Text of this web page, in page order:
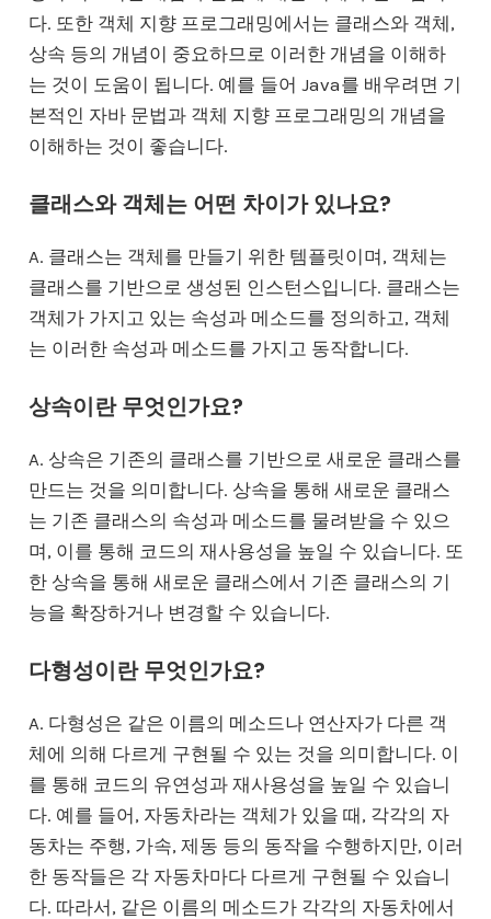
다. 또한 객체 지향 프로그래밍에서는 클래스와 객체,
상속 등의 개념이 중요하므로 이러한 개념을 이해하
는 것이 도움이 됩니다. 예를 들어 Java를 배우려면 기
본적인 자바 문법과 객체 지향 프로그래밍의 개념을
이해하는 것이 좋습니다.
클래스와 객체는 어떤 차이가 있나요?
A. 클래스는 객체를 만들기 위한 템플릿이며, 객체는
클래스를 기반으로 생성된 인스턴스입니다. 클래스는
객체가 가지고 있는 속성과 메소드를 정의하고, 객체
는 이러한 속성과 메소드를 가지고 동작합니다.
상속이란 무엇인가요?
A. 상속은 기존의 클래스를 기반으로 새로운 클래스를
만드는 것을 의미합니다. 상속을 통해 새로운 클래스
는 기존 클래스의 속성과 메소드를 물려받을 수 있으
며, 이를 통해 코드의 재사용성을 높일 수 있습니다. 또
한 상속을 통해 새로운 클래스에서 기존 클래스의 기
능을 확장하거나 변경할 수 있습니다.
다형성이란 무엇인가요?
A. 다형성은 같은 이름의 메소드나 연산자가 다른 객
체에 의해 다르게 구현될 수 있는 것을 의미합니다. 이
를 통해 코드의 유연성과 재사용성을 높일 수 있습니
다. 예를 들어, 자동차라는 객체가 있을 때, 각각의 자
동차는 주행, 가속, 제동 등의 동작을 수행하지만, 이러
한 동작들은 각 자동차마다 다르게 구현될 수 있습니
다. 따라서, 같은 이름의 메소드가 각각의 자동차에서